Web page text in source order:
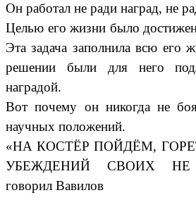
Он работал не ради наград, не
Целью его жизни было
Эта задача заполнила всю его
решении были для него
наградой.
Вот почему он никогда не
научных положений.
«НА КОСТЁР ПОЙДЁМ,
УБЕЖДЕНИЙ СВОИХ НЕ
говорил Вавилов